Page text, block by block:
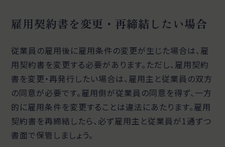
雇用契約書を変更・再締結したい場合
従業員の雇用後に雇用条件の変更が生じた場合は、雇
用契約書を変更する必要があります。ただし、雇用契約
書を変更・再発行したい場合は、雇用主と従業員の双方
の同意が必要です。雇用側が従業員の同意を得ず、一方
的に雇用条件を変更することは違法にあたります。雇用
契約書を再締結したら、必ず雇用主と従業員が1通ずつ
書面で保管しましょう。